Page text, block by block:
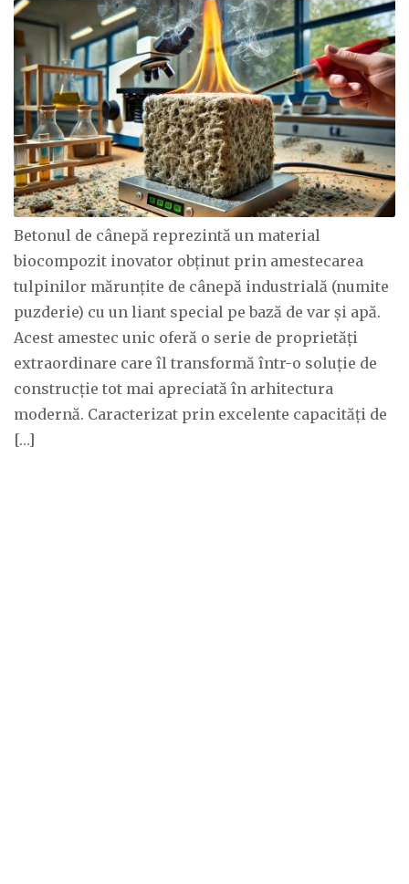
Betonul de cânepă reprezintă un material
biocompozit inovator obținut prin amestecarea
tulpinilor mărunțite de cânepă industrială (numite
puzderie) cu un liant special pe bază de var și apă.
Acest amestec unic oferă o serie de proprietăți
extraordinare care îl transformă într-o soluție de
construcție tot mai apreciată în arhitectura
modernă. Caracterizat prin excelente capacități de
[…]